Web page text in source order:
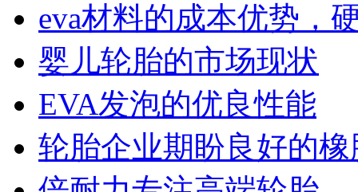
eva材料的成本优势，
婴儿轮胎的市场现状
EVA发泡的优良性能
轮胎企业期盼良好的